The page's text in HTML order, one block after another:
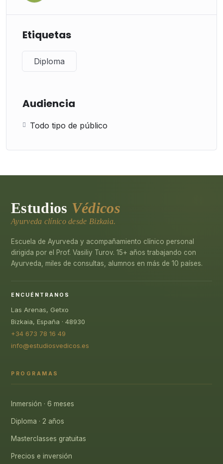
Etiquetas
Diploma
Audiencia
Todo tipo de público
Estudios Védicos
Ayurveda clínico desde Bizkaia.
Escuela de Ayurveda y acompañamiento clínico personal
dirigida por el Prof. Vasiliy Turov. 15+ años trabajando con
Ayurveda, miles de consultas, alumnos en más de 10 países.
ENCUÉNTRANOS
Las Arenas, Getxo
Bizkaia, España · 48930
+34 673 78 16 49
info@estudiosvedicos.es
PROGRAMAS
Inmersión · 6 meses
Diploma · 2 años
Masterclasses gratuitas
Precios e inversión